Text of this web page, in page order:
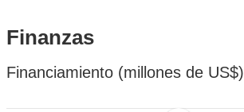
Finanzas
Financiamiento (millones de US$)